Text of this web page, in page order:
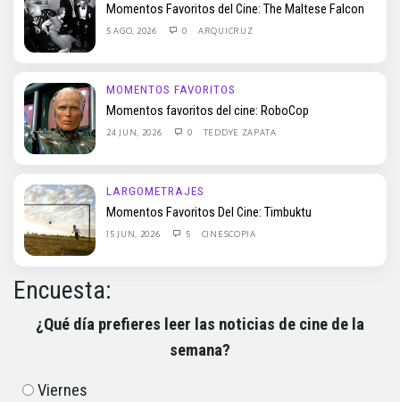
Momentos Favoritos del Cine: The Maltese Falcon
5 AGO, 2026 0 ARQUICRUZ
MOMENTOS FAVORITOS
Momentos favoritos del cine: RoboCop
24 JUN, 2026 0 TEDDYE ZAPATA
LARGOMETRAJES
Momentos Favoritos Del Cine: Timbuktu
15 JUN, 2026 5 CINESCOPIA
Encuesta:
¿Qué día prefieres leer las noticias de cine de la
semana?
Viernes